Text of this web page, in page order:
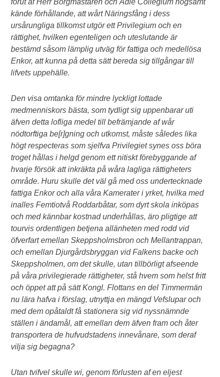
förut af Herr Borgmästaren och Ädle Collegium nogsamt
kände förhållande, att wårt Näringsfång i dess
ursårungliga tillkomst utgör ett Privilegium och en
rättighet, hvilken egenteligen och uteslutande är
bestämd såsom lämplig utväg för fattiga och medellösa
Enkor, att kunna på detta sätt bereda sig tillgångar till
lifvets uppehälle.
Den visa omtanka för mindre lyckligt lottade
medmenniskors bästa, som tydligt sig uppenbarar uti
äfven detta lofliga medel till befrämjande af wår
nödtorftiga be[r]gning och utkomst, måste således lika
högt respecteras som sjelfva Privilegiet synes oss böra
troget hållas i helgd genom ett nitiskt förebyggande af
hvarje försök att inkräkta på wåra lagliga rättigheters
område. Huru skulle det väl gå med oss undertecknade
fattiga Enkor och alla våra Kamerater i yrket, hvilka med
inalles Femtiotvå Roddarbåtar, som dyrt skola inköpas
och med kännbar kostnad underhållas, äro pligtige att
tourvis ordentligen betjena allänheten med rodd vid
öfverfart emellan Skeppsholmsbron och Mellantrappan,
och emellan Djurgårdsbryggan vid Falkens backe och
Skeppsholmen, om det skulle, utan tillbörligt afseende
på våra privilegierade rättigheter, stå hvem som helst fritt
och öppet att på sätt Kongl. Flottans en del Timmermän
nu lära hafva i förslag, utnyttja en mängd Vefslupar och
med dem opåtaldt få stationera sig vid nyssnämnde
ställen i ändamål, att emellan dem äfven fram och åter
transportera de hufvudstadens innevånare, som deraf
vilja sig begagna?
Utan tvifvel skulle wi, genom förlusten af en eljest